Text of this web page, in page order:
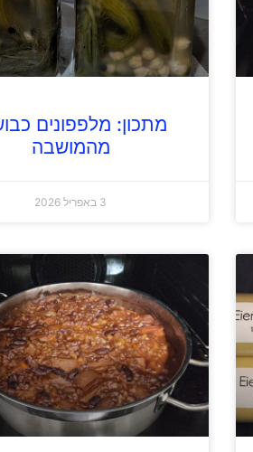
מתכון: מלפפונים
מהמושבה
3 באפריל 2026